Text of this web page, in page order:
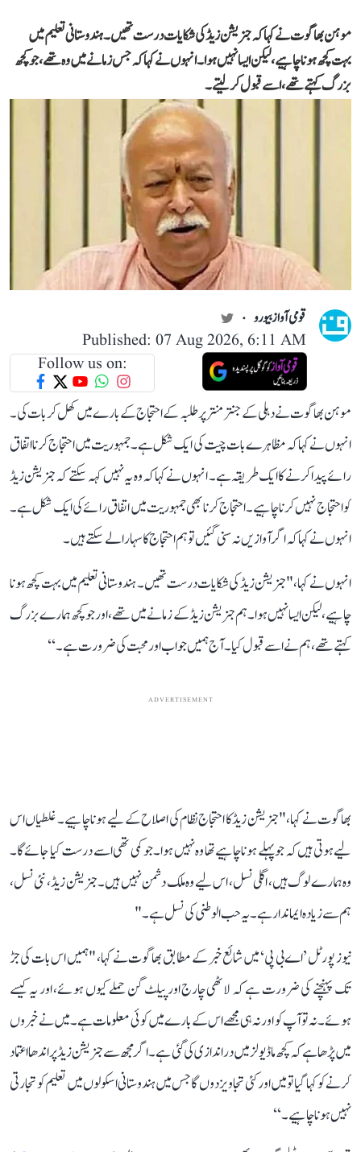
موہن بھاگوت نے کہاکہ جنریشن زیڈ کی شکایات درست تھیں۔ ہندوستانی تعلیم میں
بہت کچھ ہونا چاہیے، لیکن ایسا نہیں ہوا۔انہوں نے کہا کہ جس زمانے میں وہ تھے،جو کچھ
بزرگ کہتے تھے، اسے قبول کر لیتے۔
قومی آواز بیورو
Published: 07 Aug 2026, 6:11 AM
Follow us on:
موہن بھاگوت نے دہلی کے جنتر منتر پر طلبہ کے احتجاج کے بارے میں کھل کر بات کی۔
انہوں نے کہا کہ مظاہرے بات چیت کی ایک شکل ہے۔ جمہوریت میں احتجاج کرنا اتفاق
رائے پیدا کرنے کا ایک طریقہ ہے۔ انہوں نے کہا کہ وہ یہ نہیں کہہ سکتے کہ جنریشن زیڈ
کو احتجاج نہیں کرنا چاہیے۔احتجاج کرنا بھی جمہوریت میں اتفاق رائے کی ایک شکل ہے۔
انہو ں نے کہا کہ اگر آوازیں نہ سنی گئیں تو ہم احتجاج کا سہارا لے سکتے ہیں۔
انہوں نے کہا، " جنریشن زیڈ کی شکایات درست تھیں۔ ہندوستانی تعلیم میں بہت کچھ ہونا
چاہیے، لیکن ایسا نہیں ہوا۔ ہم جنریشن زیڈ کے زمانے میں تھے، اور جو کچھ ہمارے بزرگ
کہتے تھے، ہم نےاسے قبول کیا۔ آج ہمیں جواب اور محبت کی ضرورت ہے۔‘‘
ADVERTISEMENT
بھاگوت نے کہا، " جنریشن زیڈ کا احتجاج نظام کی اصلاح کے لیے ہونا چاہیے۔ غلطیاں اس
لیے ہوتی ہیں کہ جو پہلے ہونا چاہیے تھا وہ نہیں ہوا۔ جو کمی تھی اسے درست کیا جائے گا۔
وہ ہمارے لوگ ہیں، اگلی نسل، اس لیے وہ ملک دشمن نہیں ہیں۔ جنریشن زیڈ ، نئی نسل،
ہم سے زیادہ ایماندار ہے۔ یہ حب الوطنی کی نسل ہے۔"
نیوز پورٹل ’اے بی پی‘ میں شائع خبر کے مطابق بھاگوت نے کہا، "ہمیں اس بات کی جڑ
تک پہنچنے کی ضرورت ہے کہ لاٹھی چارج اور پیلٹ گن حملے کیوں ہوئے، اور یہ کیسے
ہوئے۔ نہ تو آپ کو اور نہ ہی مجھے اس کے بارے میں کوئی معلومات ہے۔ میں نے خبروں
میں پڑھا ہے کہ کچھ ماڈیولز میں دراندازی کی گئی ہے۔ اگر مجھ سے جنریشن زیڈ پر اندھا اعتماد
کرنے کو کہا گیا تو میں اور کئی تجاویز دوں گا جس میں ہندوستانی اسکولوں میں تعلیم کو تجارتی
نہیں ہونا چاہیے۔‘‘